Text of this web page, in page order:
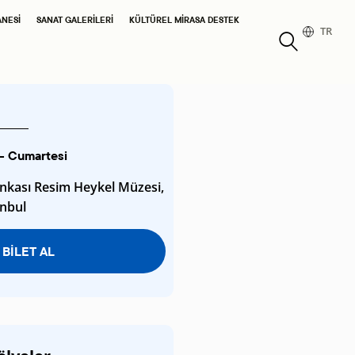
SANAT GALERILERI KÜLTÜREL MIRASA DESTEK
TR
Cumartesi
Resim Heykel Müzesi,
BİLET AL